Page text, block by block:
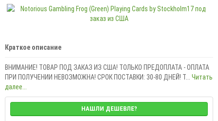
Краткое описание
ВНИМАНИЕ! ТОВАР ПОД ЗАКАЗ ИЗ США! ТОЛЬКО ПРЕДОПЛАТА - ОПЛАТА
ПРИ ПОЛУЧЕНИИ НЕВОЗМОЖНА! СРОК ПОСТАВКИ: 30-80 ДНЕЙ! T... Читать
далее...
НАШЛИ ДЕШЕВЛЕ?